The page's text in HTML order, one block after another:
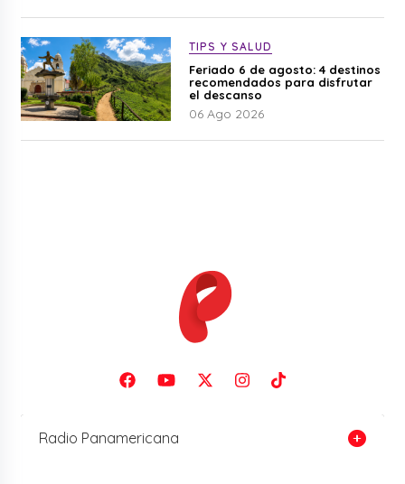
TIPS Y SALUD
Feriado 6 de agosto: 4 destinos
recomendados para disfrutar
el descanso
06 Ago 2026
Radio Panamericana